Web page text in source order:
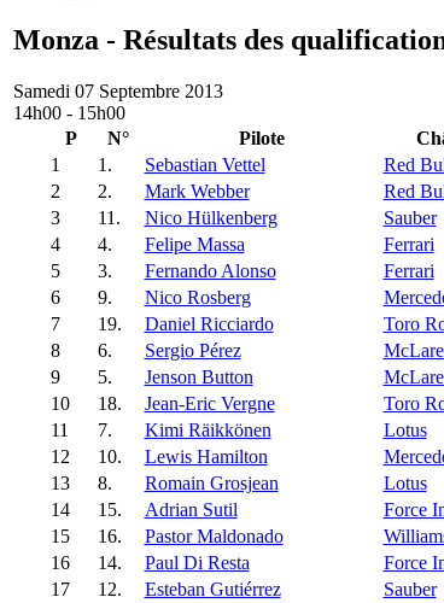
Monza - Résultats des
Samedi 07 Septembre 2013
14h00 - 15h00
P
N° Pilote
1
1. Sebastian Vettel Red
2
2. Mark Webber Red
3
11. Nico Hülkenberg Sauber
4
4. Felipe Massa Ferrari
5
3. Fernando Alonso Ferrari
6
9. Nico Rosberg
7
19. Daniel Ricciardo Toro
8
6. Sergio Pérez
9
5. Jenson Button
10
18. Jean-Eric Vergne Toro
11
7. Kimi Räikkönen Lotus
12
10. Lewis Hamilton
13
8. Romain Grosjean Lotus
14
15. Adrian Sutil Force
15
16. Pastor Maldonado
16
14. Paul Di Resta Force
17
12. Esteban Gutiérrez Sauber